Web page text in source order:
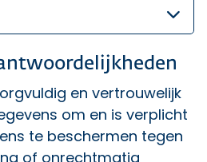
en vertrouwelijk
om en is verplicht
te beschermen tegen
of onrechtmatig